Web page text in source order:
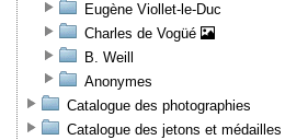
Eugène Viollet-le-Duc
Charles de Vogüé
B. Weill
Anonymes
Catalogue des photographies
Catalogue des jetons et médailles